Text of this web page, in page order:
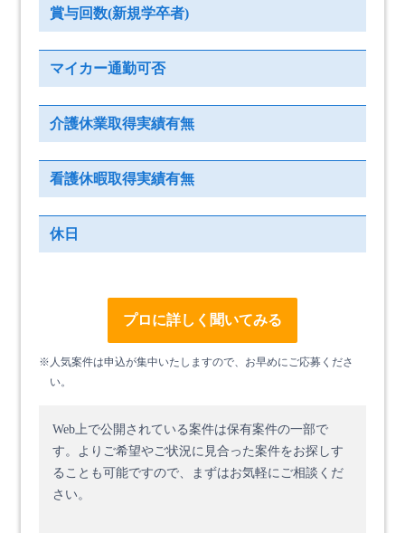
賞与回数(新規学卒者)
マイカー通勤可否
介護休業取得実績有無
看護休暇取得実績有無
休日
プロに詳しく聞いてみる
※人気案件は申込が集中いたしますので、お早めにご応募くださ
い。
Web上で公開されている案件は保有案件の一部で
す。 よりご希望やご状況に見合った案件をお探しす
ることも可能ですので、まずはお気軽にご相談くだ
さい。